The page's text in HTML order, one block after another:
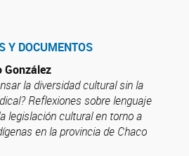
Y DOCUMENTOS
González
la diversidad cultural sin la
Reflexiones sobre lenguaje
legislación cultural en torno a
en la provincia de Chaco